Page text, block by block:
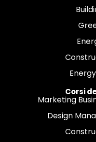
Corsi
Marketing
Design